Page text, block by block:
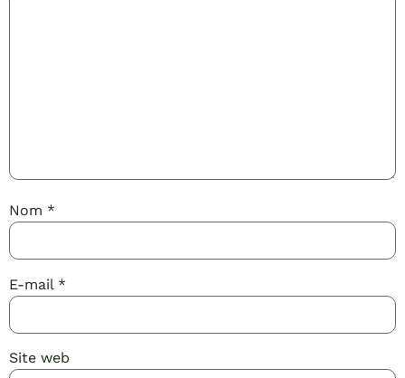
Nom *
E-mail *
Site web